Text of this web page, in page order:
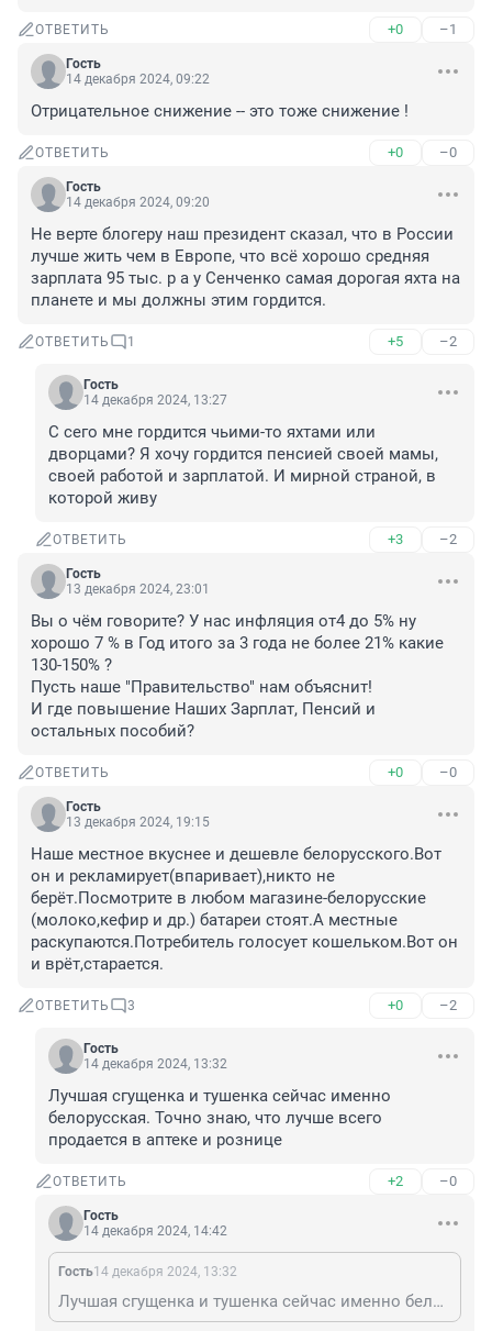
ОТВЕТИТЬ +0 –1
Гость
14 декабря 2024, 09:22
Отрицательное снижение -- это тоже снижение !
ОТВЕТИТЬ +0 –0
Гость
14 декабря 2024, 09:20
Не верте блогеру наш президент сказал, что в России
лучше жить чем в Европе, что всё хорошо средняя
зарплата 95 тыс. р а у Сенченко самая дорогая яхта на
планете и мы должны этим гордится.
ОТВЕТИТЬ 1 +5 –2
Гость
14 декабря 2024, 13:27
С сего мне гордится чьими-то яхтами или
дворцами? Я хочу гордится пенсией своей мамы,
своей работой и зарплатой. И мирной страной, в
которой живу
ОТВЕТИТЬ +3 –2
Гость
13 декабря 2024, 23:01
Вы о чём говорите? У нас инфляция от4 до 5% ну
хорошо 7 % в Год итого за 3 года не более 21% какие
130-150% ?
Пусть наше "Правительство" нам объяснит!
И где повышение Наших Зарплат, Пенсий и
остальных пособий?
ОТВЕТИТЬ +0 –0
Гость
13 декабря 2024, 19:15
Наше местное вкуснее и дешевле белорусского.Вот
он и рекламирует(впаривает),никто не
берёт.Посмотрите в любом магазине-белорусские
(молоко,кефир и др.) батареи стоят.А местные
раскупаются.Потребитель голосует кошельком.Вот он
и врёт,старается.
ОТВЕТИТЬ 3 +0 –2
Гость
14 декабря 2024, 13:32
Лучшая сгущенка и тушенка сейчас именно
белорусская. Точно знаю, что лучше всего
продается в аптеке и рознице
ОТВЕТИТЬ +2 –0
Гость
14 декабря 2024, 14:42
Гость14 декабря 2024, 13:32
Лучшая сгущенка и тушенка сейчас именно белорусская. Точно знаю, что лучше всего продается в аптеке и рознице